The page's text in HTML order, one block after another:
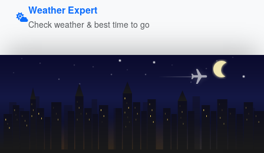
Weather Expert
Check weather & best time to go